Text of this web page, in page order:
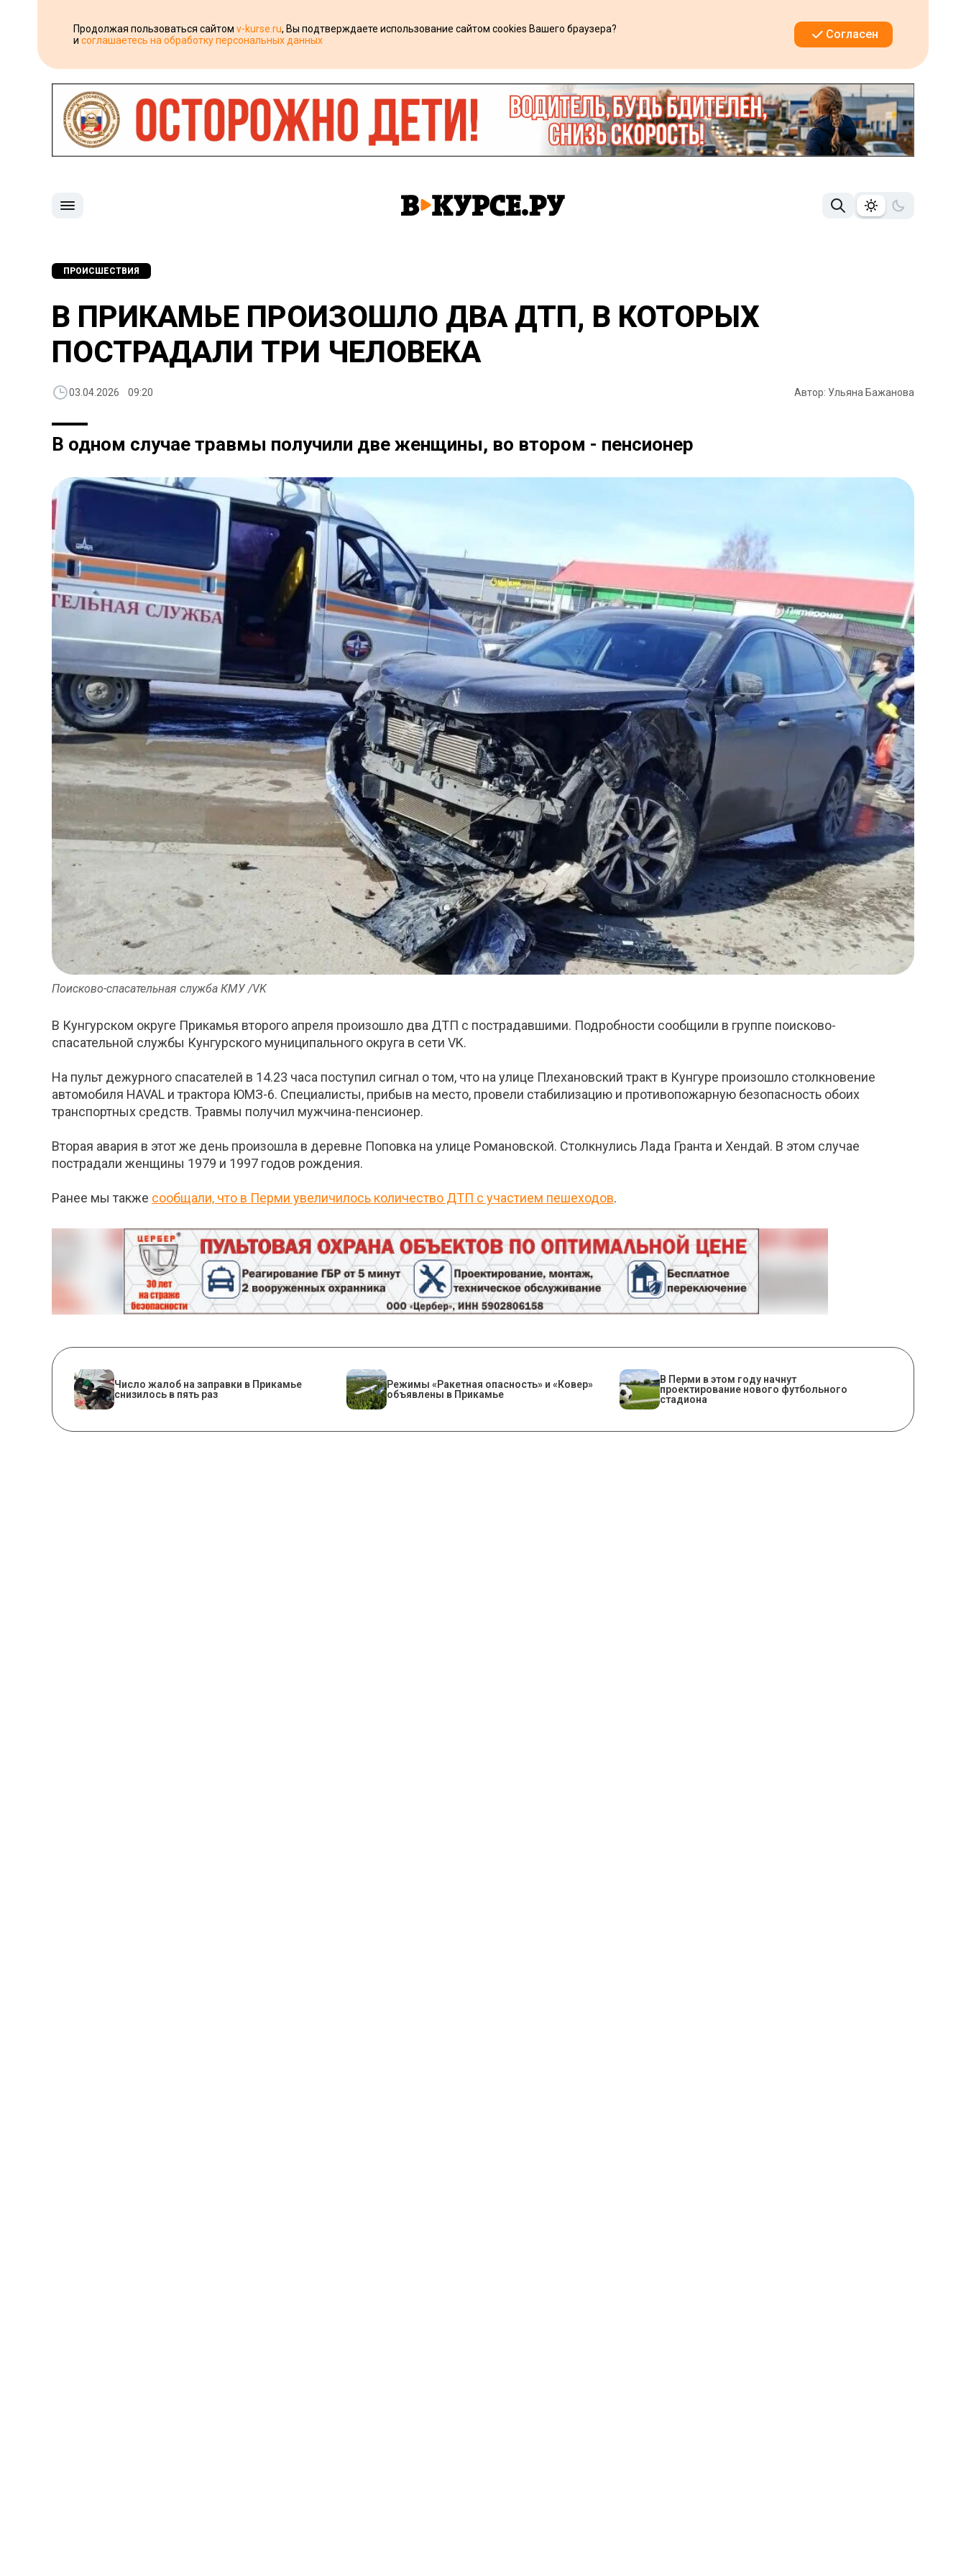
Продолжая пользоваться сайтом v-kurse.ru, Вы подтверждаете использование сайтом cookies Вашего браузера?
и соглашаетесь на обработку персональных данных Согласен
ПРОИСШЕСТВИЯ
В ПРИКАМЬЕ ПРОИЗОШЛО ДВА ДТП, В КОТОРЫХ
ПОСТРАДАЛИ ТРИ ЧЕЛОВЕКА
03.04.2026 09:20 Автор: Ульяна Бажанова
В одном случае травмы получили две женщины, во втором - пенсионер
Поисково-спасательная служба КМУ /VK
В Кунгурском округе Прикамья второго апреля произошло два ДТП с пострадавшими. Подробности сообщили в группе поисково-
спасательной службы Кунгурского муниципального округа в сети VK.
На пульт дежурного спасателей в 14.23 часа поступил сигнал о том, что на улице Плехановский тракт в Кунгуре произошло столкновение
автомобиля HAVAL и трактора ЮМЗ-6. Специалисты, прибыв на место, провели стабилизацию и противопожарную безопасность обоих
транспортных средств. Травмы получил мужчина-пенсионер.
Вторая авария в этот же день произошла в деревне Поповка на улице Романовской. Столкнулись Лада Гранта и Хендай. В этом случае
пострадали женщины 1979 и 1997 годов рождения.
Ранее мы также сообщали, что в Перми увеличилось количество ДТП с участием пешеходов.
Число жалоб на заправки в Прикамье
снизилось в пять раз
Режимы «Ракетная опасность» и «Ковер»
объявлены в Прикамье
В Перми в этом году начнут
проектирование нового футбольного
стадиона